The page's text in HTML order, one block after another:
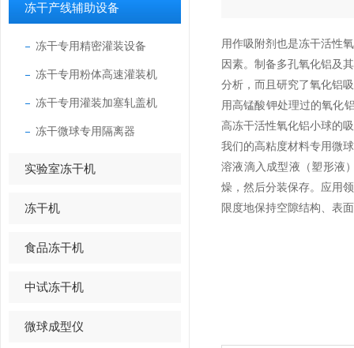
冻干产线辅助设备
冻干专用精密灌装设备
冻干专用粉体高速灌装机
冻干专用灌装加塞轧盖机
冻干微球专用隔离器
实验室冻干机
冻干机
食品冻干机
中试冻干机
微球成型仪
用作吸附剂也是冻干活性
因素。制备多孔氧化铝及
分析，而且研究了氧化铝
用高锰酸钾处理过的氧化
高冻干活性氧化铝小球的
我们的高粘度材料专用微
溶液滴入成型液（塑形液
燥，然后分装保存。应用
限度地保持空隙结构、表